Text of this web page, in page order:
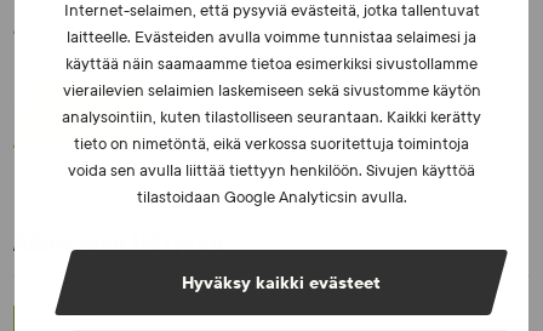
Internet-selaimen, että pysyviä evästeitä, jotka tallentuvat
laitteelle. Evästeiden avulla voimme tunnistaa selaimesi ja
käyttää näin saamaamme tietoa esimerkiksi sivustollamme
vierailevien selaimien laskemiseen sekä sivustomme käytön
analysointiin, kuten tilastolliseen seurantaan. Kaikki kerätty
tieto on nimetöntä, eikä verkossa suoritettuja toimintoja
voida sen avulla liittää tiettyyn henkilöön. Sivujen käyttöä
tilastoidaan Google Analyticsin avulla.
Hyväksy kaikki evästeet
JAA:
Aiheeseen liittyvää:
UUTISET - 5.8.2026